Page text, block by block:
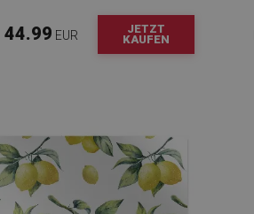
44.99 EUR
JETZT
KAUFEN